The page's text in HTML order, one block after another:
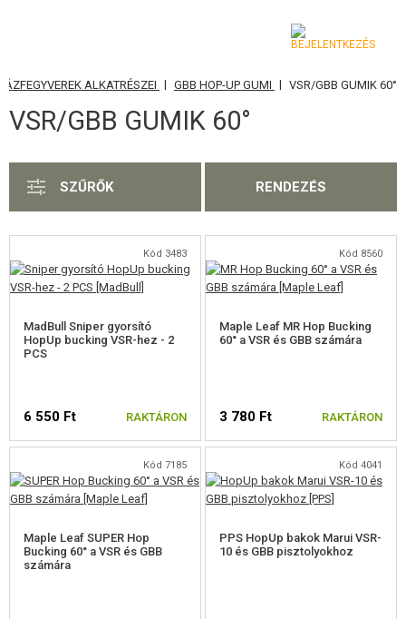
KATEGÓRIA
AIRSOFT FEGYVEREK
GRÁNÁTVETŐK, GRÁNÁTOK
AKKUMULÁTOROK, TÖLTŐK
TÁRAK
FELSZERELÉS, EGYENRUHA, TOKOK
RÁDIÓS, FEJHALLGATÓ, KAMERÁK
KIEGÉSZÍTŐK, HORDSZÍJAK
ALKATRÉSZEI | GBB HOP-UP GUMI | VSR/GBB GUMIK 60°
VSR/GBB GUMIK 60°
SZŰRŐK RENDEZÉS
Kód 3483
MadBull Sniper gyorsító
HopUp bucking VSR-hez - 2
PCS
6 550 Ft RAKTÁRON
Kód 8560
Maple Leaf MR Hop Bucking
60° a VSR és GBB számára
3 780 Ft RAKTÁRON
Kód 7185
Maple Leaf SUPER Hop
Bucking 60° a VSR és GBB
számára
Kód 4041
PPS HopUp bakok Marui VSR-
10 és GBB pisztolyokhoz